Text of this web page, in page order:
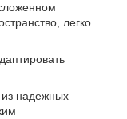
легко
из надежных